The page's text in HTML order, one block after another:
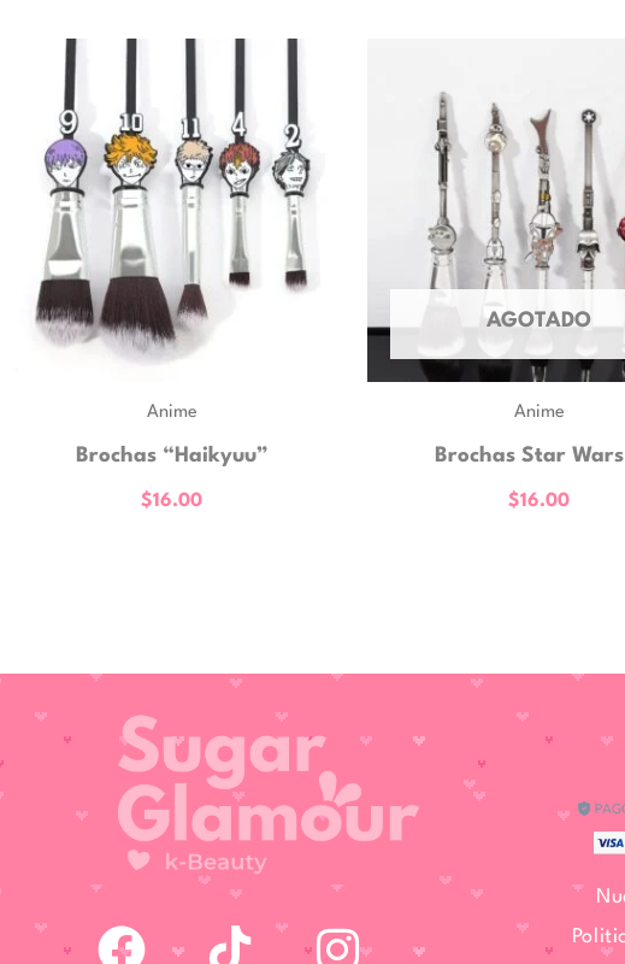
Anime
Brochas “Haikyuu”
$16.00
AGOTADO
Anime
Brochas Star
$16.00
F
I